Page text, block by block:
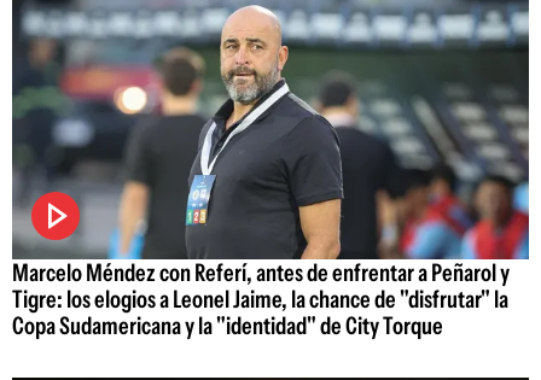
Marcelo Méndez con Referí, antes de enfrentar a Peñarol y
Tigre: los elogios a Leonel Jaime, la chance de "disfrutar" la
Copa Sudamericana y la "identidad" de City Torque